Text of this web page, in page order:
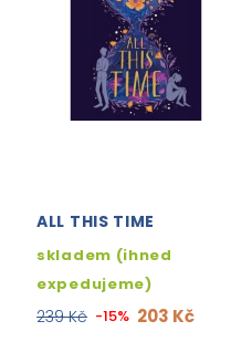
ALL THIS TIME
skladem (ihned
expedujeme)
239 Kč -15% 203 Kč